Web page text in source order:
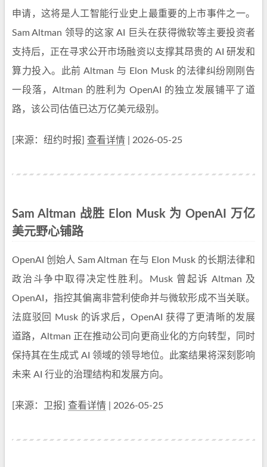
申请，这将是人工智能行业史上最重要的上市事件之一。
Sam Altman 领导的这家 AI 巨头在获得微软等主要投资者
支持后，正在寻求公开市场融资以支撑其昂贵的 AI 研发和
算力投入。此前 Altman 与 Elon Musk 的法律纠纷刚刚告
一段落，Altman 的胜利为 OpenAI 的独立发展铺平了道
路，该公司估值已达万亿美元级别。
[来源：纽约时报] 查看详情 | 2026-05-25
Sam Altman 战胜 Elon Musk 为 OpenAI 万亿
美元野心铺路
OpenAI 创始人 Sam Altman 在与 Elon Musk 的长期法律和
政治斗争中取得决定性胜利。Musk 曾起诉 Altman 及
OpenAI，指控其偏离非营利使命并与微软形成不当关联。
法庭驳回 Musk 的诉求后，OpenAI 获得了更清晰的发展
道路，Altman 正在推动公司向更商业化的方向转型，同时
保持其在生成式 AI 领域的领导地位。此案结果将深刻影响
未来 AI 行业的治理结构和发展方向。
[来源：卫报] 查看详情 | 2026-05-25